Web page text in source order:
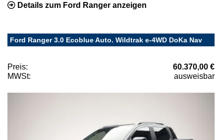
Details zum Ford Ranger anzeigen
Ford Ranger 3.0 Ecoblue Auto. Wildtrak e-4WD DoKa Nav
Preis:
60.370,00 €
MWSt:
ausweisbar